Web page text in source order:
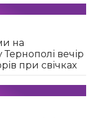
на
Тернополі вечір
при свічках